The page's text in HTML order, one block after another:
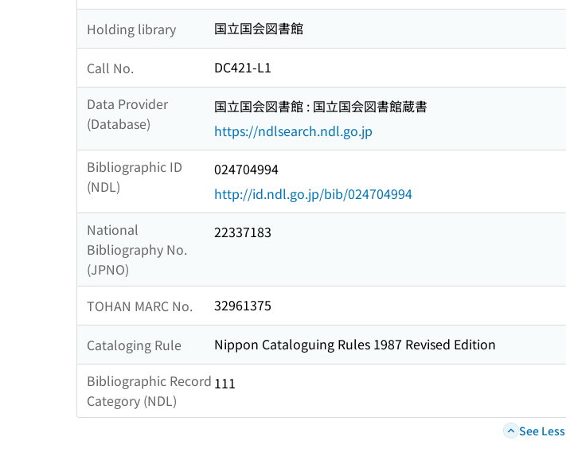
Holding library 国立国会図書館
Call No.
DC421-L1
Data Provider
(Database)
国立国会図書館 : 国立国会図書館蔵書
https://ndlsearch.ndl.go.jp
Bibliographic ID
(NDL)
024704994
http://id.ndl.go.jp/bib/024704994
National
Bibliography No.
(JPNO)
22337183
TOHAN MARC No. 32961375
Cataloging Rule
Nippon Cataloguing Rules 1987 Revised Edition
Bibliographic Record
Category (NDL)
111
See Less